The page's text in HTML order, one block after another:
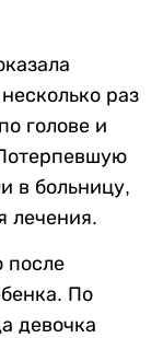
раз
голове и
в больницу,
лечения.
после
По
девочка